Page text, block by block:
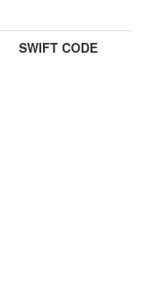
SWIFT CODE